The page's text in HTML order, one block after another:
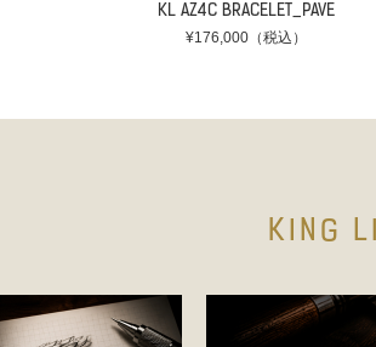
KL AZ4C BRACELET_PAVE
¥176,000（税込）
KING